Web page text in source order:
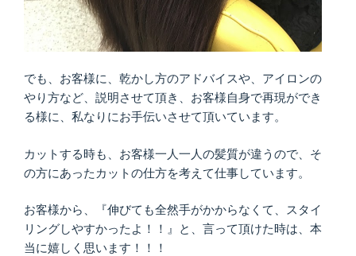
でも、お客様に、乾かし方のアドバイスや、アイロンの
やり方など、説明させて頂き、お客様自身で再現ができ
る様に、私なりにお手伝いさせて頂いています。
カットする時も、お客様一人一人の髪質が違うので、そ
の方にあったカットの仕方を考えて仕事しています。
お客様から、『伸びても全然手がかからなくて、スタイ
リングしやすかったよ！！』と、言って頂けた時は、本
当に嬉しく思います！！！